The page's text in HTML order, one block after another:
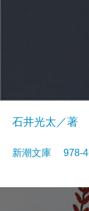
石井光太／著
新潮文庫 978-